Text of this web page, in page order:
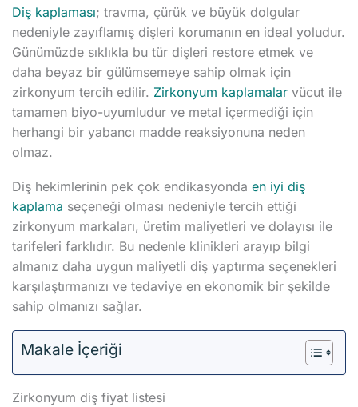
Diş kaplaması; travma, çürük ve büyük dolgular
nedeniyle zayıflamış dişleri korumanın en ideal yoludur.
Günümüzde sıklıkla bu tür dişleri restore etmek ve
daha beyaz bir gülümsemeye sahip olmak için
zirkonyum tercih edilir. Zirkonyum kaplamalar vücut ile
tamamen biyo-uyumludur ve metal içermediği için
herhangi bir yabancı madde reaksiyonuna neden
olmaz.
Diş hekimlerinin pek çok endikasyonda en iyi diş
kaplama seçeneği olması nedeniyle tercih ettiği
zirkonyum markaları, üretim maliyetleri ve dolayısı ile
tarifeleri farklıdır. Bu nedenle klinikleri arayıp bilgi
almanız daha uygun maliyetli diş yaptırma seçenekleri
karşılaştırmanızı ve tedaviye en ekonomik bir şekilde
sahip olmanızı sağlar.
Makale İçeriği
Zirkonyum diş fiyat listesi